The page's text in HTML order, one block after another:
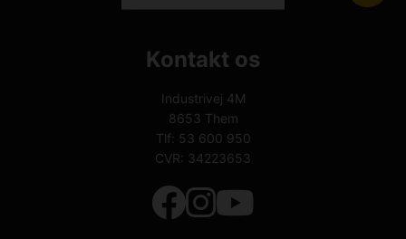
Kontakt os
Industrivej 4M
8653 Them
Tlf: 53 600 950
CVR: 34223653